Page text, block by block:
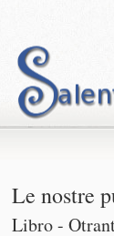
Le nostre
Libro -